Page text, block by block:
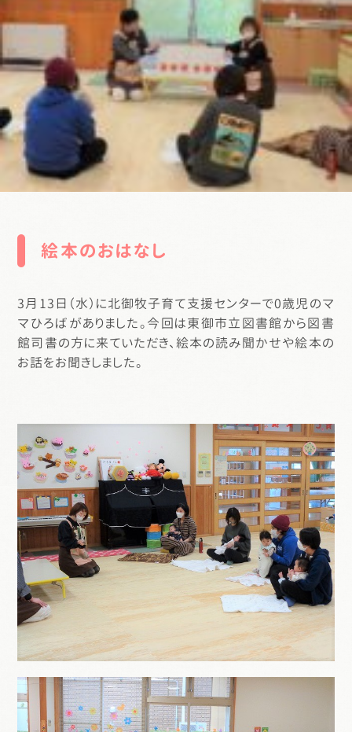
絵本のおはなし
3月13日（水）に北御牧子育て支援センターで0歳児のマ
マひろばがありました。今回は東御市立図書館から図書
館司書の方に来ていただき、絵本の読み聞かせや絵本の
お話をお聞きしました。